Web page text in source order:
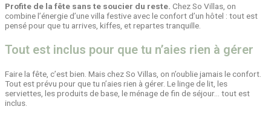
Profite de la fête sans te soucier du reste. Chez So Villas, on
combine l’énergie d’une villa festive avec le confort d’un hôtel : tout est
pensé pour que tu arrives, kiffes, et repartes tranquille.
Tout est inclus pour que tu n’aies rien à gérer
Faire la fête, c’est bien. Mais chez So Villas, on n’oublie jamais le confort.
Tout est prévu pour que tu n’aies rien à gérer. Le linge de lit, les
serviettes, les produits de base, le ménage de fin de séjour… tout est
inclus.